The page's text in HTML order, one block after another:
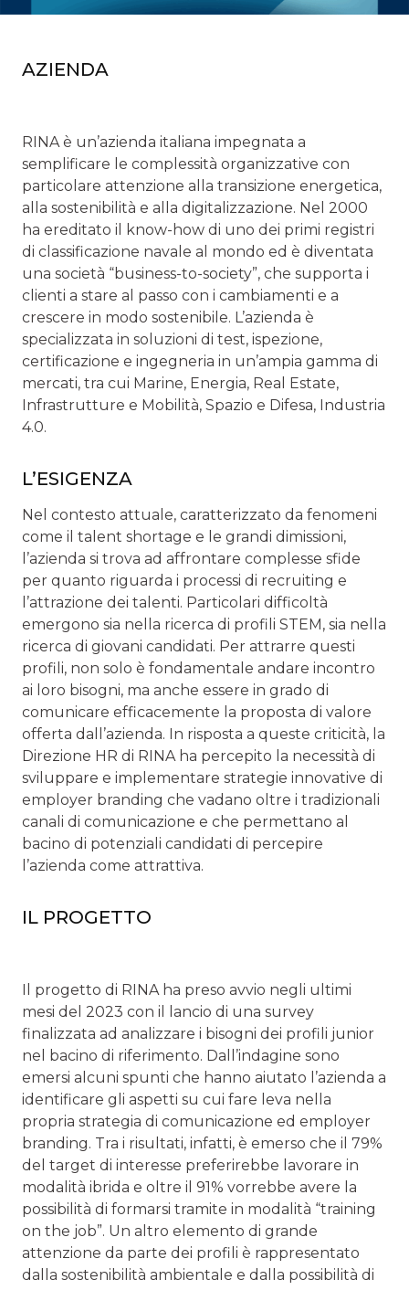
AZIENDA
RINA è un’azienda italiana impegnata a
semplificare le complessità organizzative con
particolare attenzione alla transizione energetica,
alla sostenibilità e alla digitalizzazione. Nel 2000
ha ereditato il know-how di uno dei primi registri
di classificazione navale al mondo ed è diventata
una società “business-to-society”, che supporta i
clienti a stare al passo con i cambiamenti e a
crescere in modo sostenibile. L’azienda è
specializzata in soluzioni di test, ispezione,
certificazione e ingegneria in un’ampia gamma di
mercati, tra cui Marine, Energia, Real Estate,
Infrastrutture e Mobilità, Spazio e Difesa, Industria
4.0.
L’ESIGENZA
Nel contesto attuale, caratterizzato da fenomeni
come il talent shortage e le grandi dimissioni,
l’azienda si trova ad affrontare complesse sfide
per quanto riguarda i processi di recruiting e
l’attrazione dei talenti. Particolari difficoltà
emergono sia nella ricerca di profili STEM, sia nella
ricerca di giovani candidati. Per attrarre questi
profili, non solo è fondamentale andare incontro
ai loro bisogni, ma anche essere in grado di
comunicare efficacemente la proposta di valore
offerta dall’azienda. In risposta a queste criticità, la
Direzione HR di RINA ha percepito la necessità di
sviluppare e implementare strategie innovative di
employer branding che vadano oltre i tradizionali
canali di comunicazione e che permettano al
bacino di potenziali candidati di percepire
l’azienda come attrattiva.
IL PROGETTO
Il progetto di RINA ha preso avvio negli ultimi
mesi del 2023 con il lancio di una survey
finalizzata ad analizzare i bisogni dei profili junior
nel bacino di riferimento. Dall’indagine sono
emersi alcuni spunti che hanno aiutato l’azienda a
identificare gli aspetti su cui fare leva nella
propria strategia di comunicazione ed employer
branding. Tra i risultati, infatti, è emerso che il 79%
del target di interesse preferirebbe lavorare in
modalità ibrida e oltre il 91% vorrebbe avere la
possibilità di formarsi tramite in modalità “training
on the job”. Un altro elemento di grande
attenzione da parte dei profili è rappresentato
dalla sostenibilità ambientale e dalla possibilità di